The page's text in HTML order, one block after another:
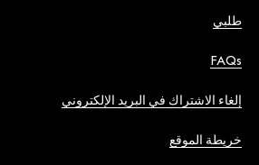
طلبي
FAQs
إلغاء الاشتراك في البريد الإلكتروني
خريطة الموقع